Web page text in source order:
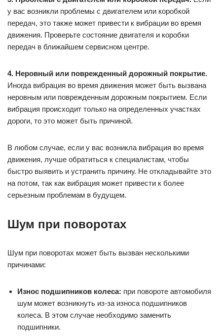
у вас возникли проблемы с двигателем или коробкой
передач, это также может привести к вибрации во время
движения. Проверьте состояние двигателя и коробки
передач в ближайшем сервисном центре.
4. Неровный или поврежденный дорожный покрытие.
Иногда вибрация во время движения может быть вызвана
неровным или поврежденным дорожным покрытием. Если
вибрация происходит только на определенных участках
дороги, то это может быть причиной.
В любом случае, если у вас возникла вибрация во время
движения, лучше обратиться к специалистам, чтобы
быстро выявить и устранить причину. Не откладывайте это
на потом, так как вибрация может привести к более
серьезным проблемам в будущем.
Шум при поворотах
Шум при поворотах может быть вызван несколькими
причинами:
Износ подшипников колеса: при повороте автомобиля
шум может возникнуть из-за износа подшипников
колеса. В этом случае необходимо заменить
подшипники.